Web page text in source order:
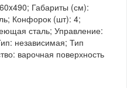
Габариты (см):
Конфорок (шт): 4;
сталь; Управление:
независимая; Тип
варочная поверхность